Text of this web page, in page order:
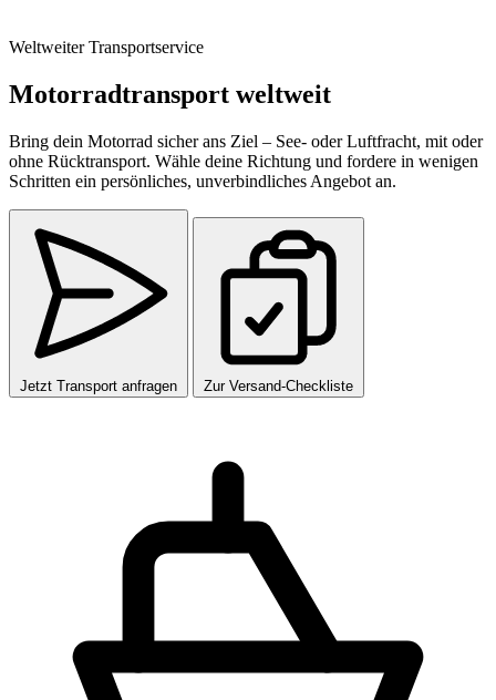
Weltweiter Transportservice
Motorradtransport weltweit
Bring dein Motorrad sicher ans Ziel – See- oder Luftfracht, mit oder
ohne Rücktransport. Wähle deine Richtung und fordere in wenigen
Schritten ein persönliches, unverbindliches Angebot an.
Jetzt Transport anfragen Zur Versand-Checkliste